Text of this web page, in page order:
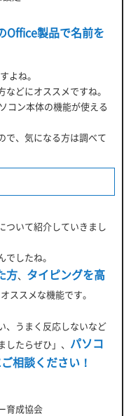
Office製品で名前を
よね。
どにオススメですね。
コン本体の機能が使える
で、気になる方は調べて
ついて紹介していきまし
したね。
方、 タイピングを高
ススメな機能です。
、うまく反応しないなど
たらぜひ」、 パソコ
相談ください！
育成協会